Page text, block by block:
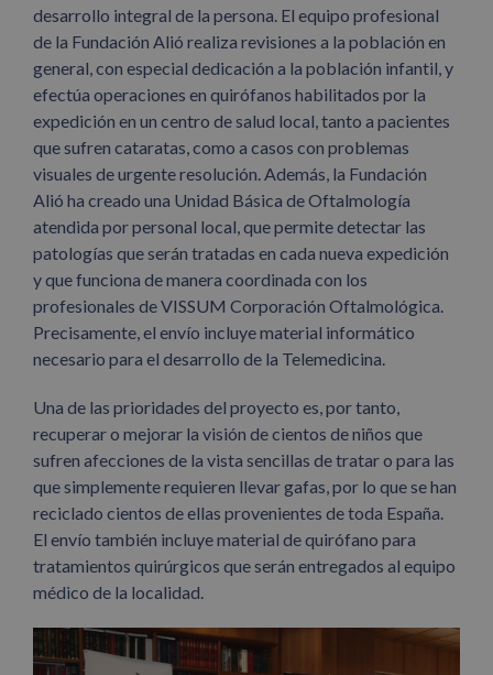
desarrollo integral de la persona. El equipo profesional
de la Fundación Alió realiza revisiones a la población en
general, con especial dedicación a la población infantil, y
efectúa operaciones en quirófanos habilitados por la
expedición en un centro de salud local, tanto a pacientes
que sufren cataratas, como a casos con problemas
visuales de urgente resolución. Además, la Fundación
Alió ha creado una Unidad Básica de Oftalmología
atendida por personal local, que permite detectar las
patologías que serán tratadas en cada nueva expedición
y que funciona de manera coordinada con los
profesionales de VISSUM Corporación Oftalmológica.
Precisamente, el envío incluye material informático
necesario para el desarrollo de la Telemedicina.
Una de las prioridades del proyecto es, por tanto,
recuperar o mejorar la visión de cientos de niños que
sufren afecciones de la vista sencillas de tratar o para las
que simplemente requieren llevar gafas, por lo que se han
reciclado cientos de ellas provenientes de toda España.
El envío también incluye material de quirófano para
tratamientos quirúrgicos que serán entregados al equipo
médico de la localidad.